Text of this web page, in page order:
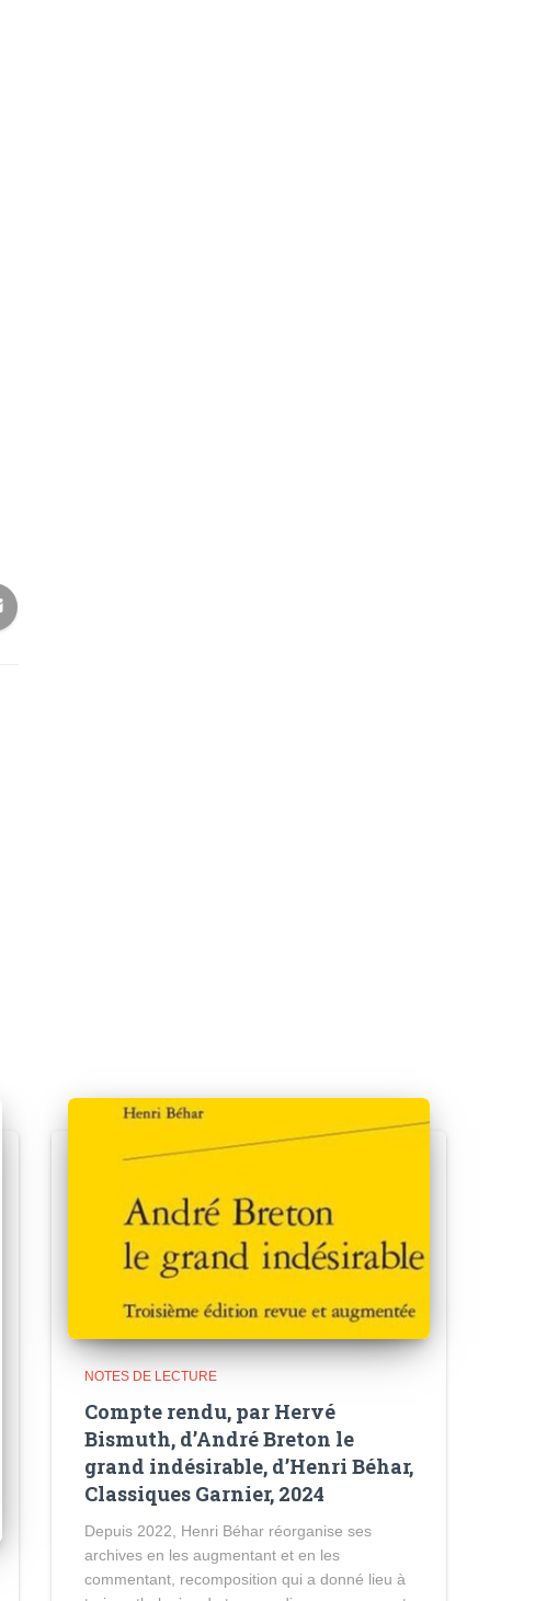
NOTES DE LECTURE
Compte rendu, par Hervé
Bismuth, d’André Breton le
grand indésirable, d’Henri Béhar,
Classiques Garnier, 2024
Depuis 2022, Henri Béhar réorganise ses
archives en les augmentant et en les
commentant, recomposition qui a donné lieu à